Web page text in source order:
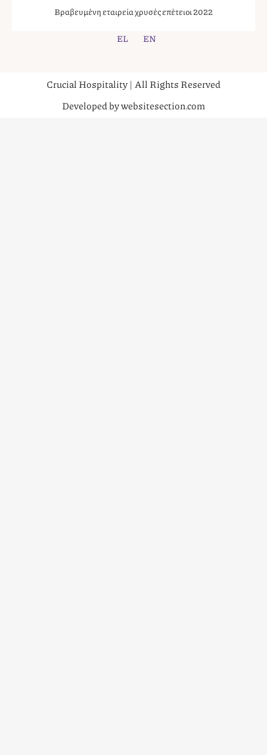
Βραβευμένη εταιρεία χρυσές επέτειοι 2022
EL EN
Crucial Hospitality | All Rights Reserved
Developed by websitesection.com